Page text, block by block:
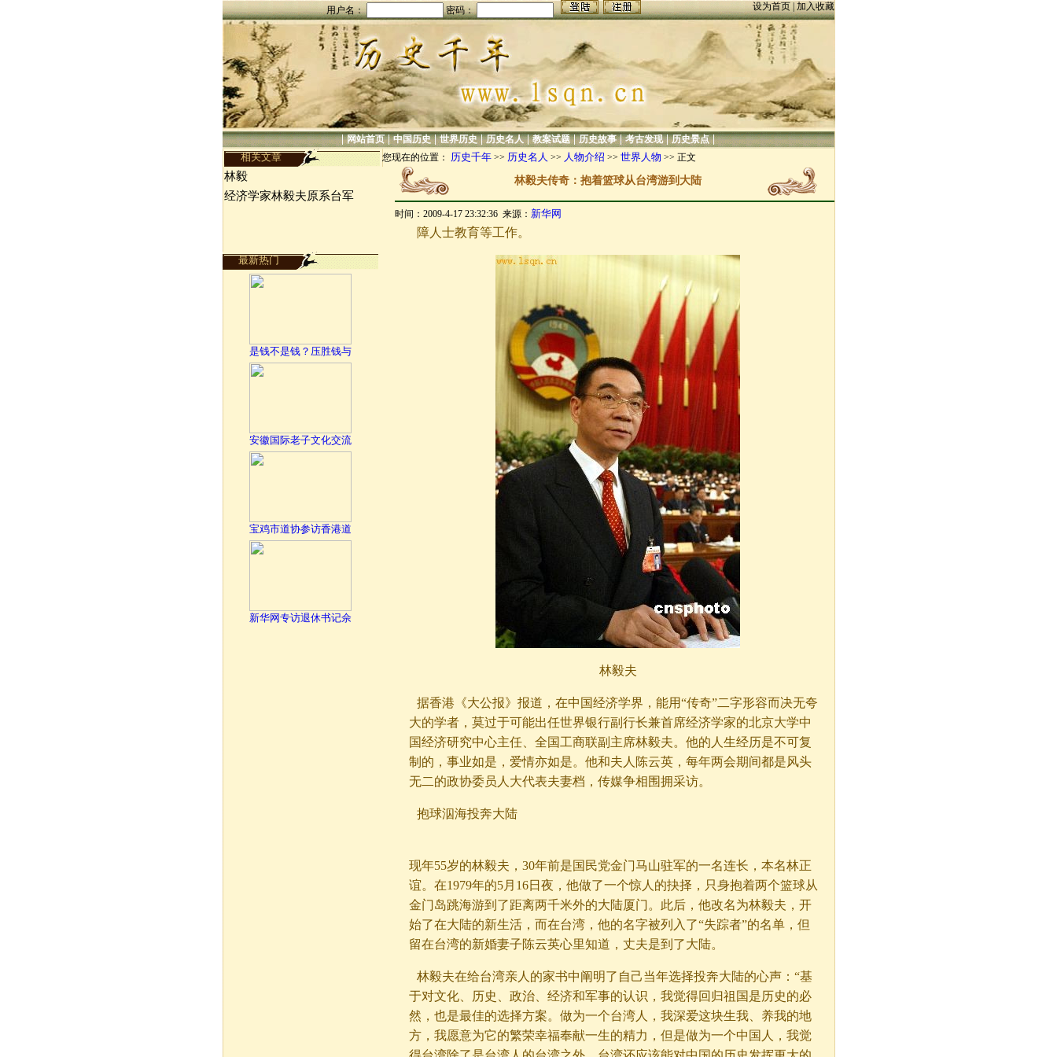
用户名： 密码： 设为首页| 加入收藏
|网站首页|中国历史|世界历史|历史名人|教案试题|历史故事|考古发现|历史景点|
相关文章
您现在的位置： 历史千年>> 历史名人 >> 人物介绍 >> 世界人物 >> 正文
林毅
经济学家林毅夫原系台军
最新热门
是钱不是钱？压胜钱与
安徽国际老子文化交流
宝鸡市道协参访香港道
新华网专访退休书记佘
林毅夫传奇：抱着篮球从台湾游到大陆
时间：2009-4-17 23:32:36 来源： 新华网
障人士教育等工作。
林毅夫
据香港《大公报》报道，在中国经济学界，能用“传奇”二字形容而决无夸
大的学者，莫过于可能出任世界银行副行长兼首席经济学家的北京大学中
国经济研究中心主任、全国工商联副主席林毅夫。他的人生经历是不可复
制的，事业如是，爱情亦如是。他和夫人陈云英，每年两会期间都是风头
无二的政协委员人大代表夫妻档，传媒争相围拥采访。
抱球泅海投奔大陆
现年55岁的林毅夫，30年前是国民党金门马山驻军的一名连长，本名林正
谊。在1979年的5月16日夜，他做了一个惊人的抉择，只身抱着两个篮球从
金门岛跳海游到了距离两千米外的大陆厦门。此后，他改名为林毅夫，开
始了在大陆的新生活，而在台湾，他的名字被列入了“失踪者”的名单，但
留在台湾的新婚妻子陈云英心里知道，丈夫是到了大陆。
林毅夫在给台湾亲人的家书中阐明了自己当年选择投奔大陆的心声：“基
于对文化、历史、政治、经济和军事的认识，我觉得回归祖国是历史的必
然，也是最佳的选择方案。做为一个台湾人，我深爱这块生我、养我的地
方，我愿意为它的繁荣幸福奉献一生的精力，但是做为一个中国人，我觉